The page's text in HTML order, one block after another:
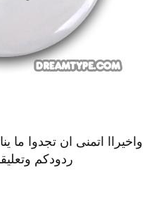
واخيراا اتمنى ان تجدوا ما
ردودكم